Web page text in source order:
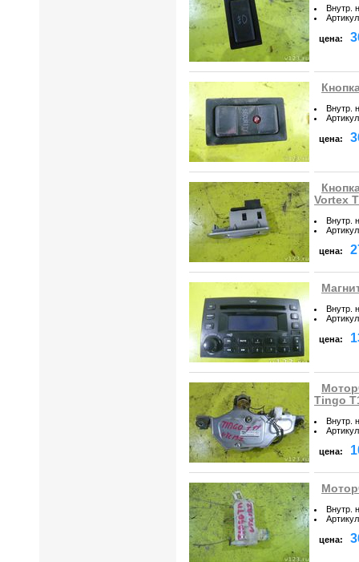
Внутр.
Артикул
цена:
Внутр.
Артикул
цена:
Vortex
Внутр.
Артикул
цена:
Внутр.
Артикул
цена:
Tingo
Внутр.
Артикул
цена:
Внутр.
Артикул
цена: